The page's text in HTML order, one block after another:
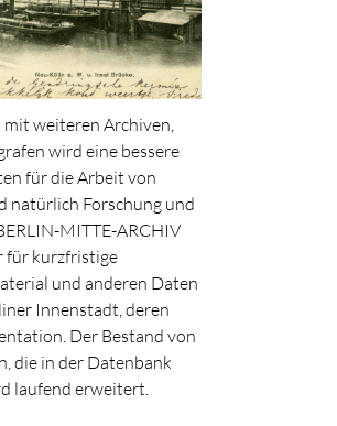
weiteren Archiven,
wird eine bessere
für die Arbeit von
natürlich Forschung und
MITTE-ARCHIV
für kurzfristige
und anderen Daten
Innenstadt, deren
Der Bestand von
die in der Datenbank
laufend erweitert.